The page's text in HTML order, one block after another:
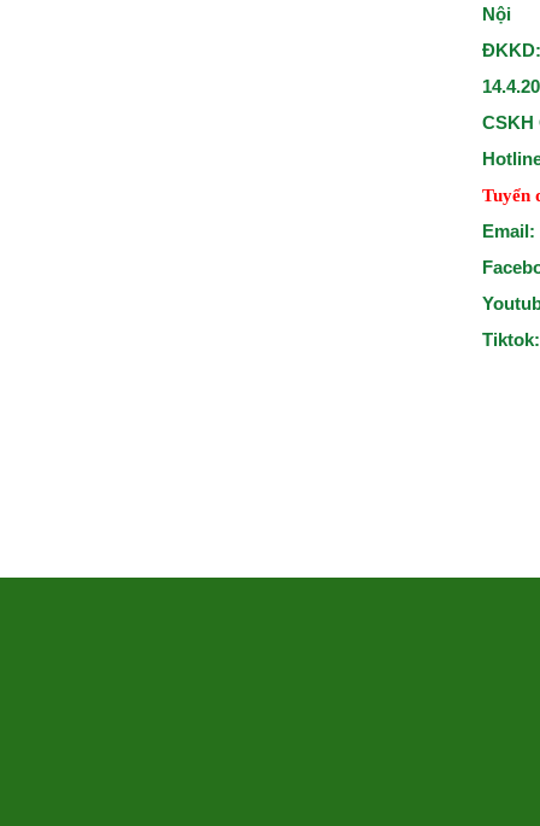
Nội
CSKH
Tuyển
Email: